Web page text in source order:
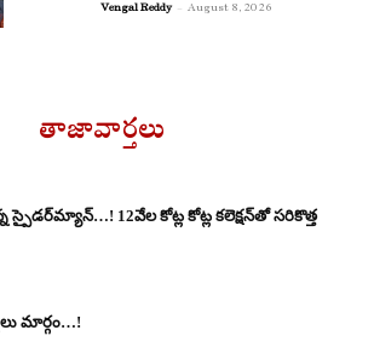
Vengal Reddy - August 8, 2026
తాజావార్తలు
స్పైడ‌ర్‌మ్యాన్‌…! 12వేల కోట్ల కోట్ల క‌లెక్ష‌న్‌తో స‌రికొత్త
మార్గం…!